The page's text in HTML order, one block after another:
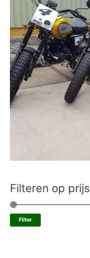
Filteren op prijs
Filter